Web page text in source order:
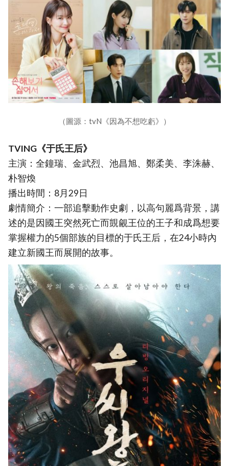
（圖源：tvN《因為不想吃虧》）
TVING《于氏王后》
主演：全鐘瑞、金武烈、池昌旭、鄭柔美、李洙赫、
朴智煥
播出時間：8月29日
劇情簡介：一部追擊動作史劇，以高句麗爲背景，講
述的是因國王突然死亡而覬覦王位的王子和成爲想要
掌握權力的5個部族的目標的于氏王后，在24小時內
建立新國王而展開的故事。